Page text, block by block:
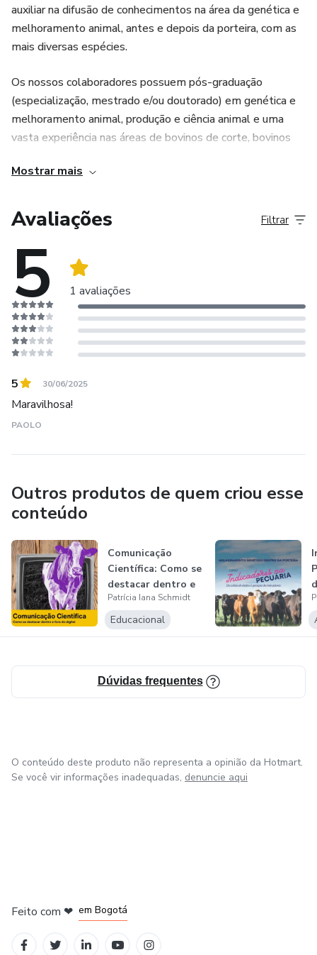
auxiliar na difusão de conhecimentos na área da genética e
melhoramento animal, antes e depois da porteira, com as
mais diversas espécies.
Os nossos colaboradores possuem pós-graduação
(especialização, mestrado e/ou doutorado) em genética e
melhoramento animal, produção e ciência animal e uma
vasta experiência nas áreas de bovinos de corte, bovinos
equinos e búfalos. Além disso, também são especialistas
comunicação científica e desenvolvimento pessoal. Nossos
parceiros trazem na bagagem mais de 200 artigos
publicados em periódicos de grande relevância nacional e
internacional e muita experiência para compartilhar com
vocês.
Mostrar mais
Avaliações
5 1 avaliações
Filtrar
5 30/06/2025
Maravilhosa!
PAOLO
Outros produtos de quem criou esse
conteúdo
Comunicação
Científica: Como se
destacar dentro e
fora do di...
Patrícia Iana Schmidt
Educacional
Dúvidas frequentes
O conteúdo deste produto não representa a opinião da Hotmart.
Se você vir informações inadequadas, denuncie aqui
Feito com ❤ em Bogotá